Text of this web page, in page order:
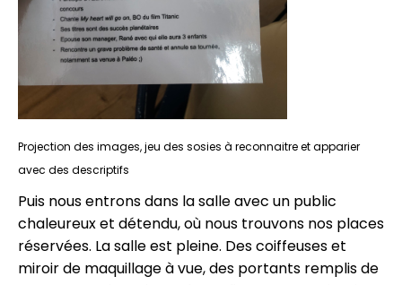
Projection des images, jeu des sosies à reconnaitre et apparier
avec des descriptifs
Puis nous entrons dans la salle avec un public
chaleureux et détendu, où nous trouvons nos places
réservées. La salle est pleine. Des coiffeuses et
miroir de maquillage à vue, des portants remplis de